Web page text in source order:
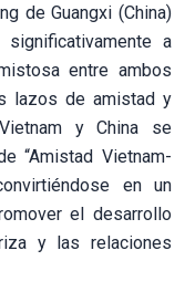
de Guangxi (China)
a
entre ambos
lazos de amistad y
y China se
“Amistad Vietnam-
en un
el desarrollo
y las relaciones